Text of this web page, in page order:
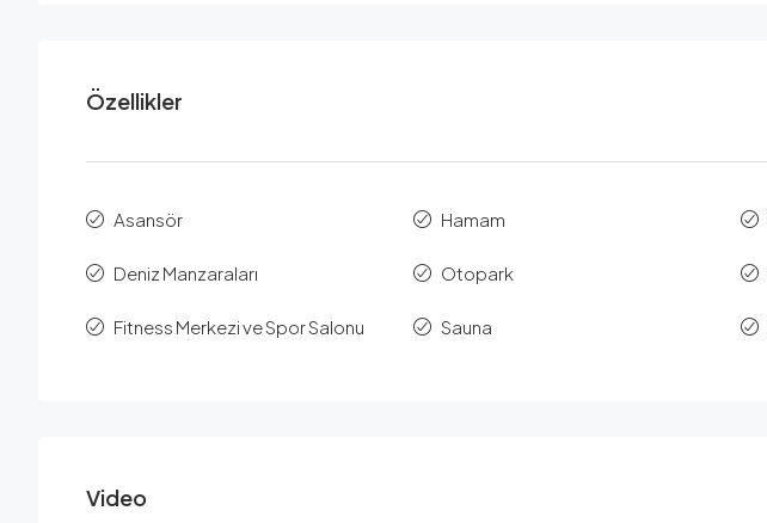
Özellikler
Asansör
Deniz Manzaraları
Fitness Merkezi ve Spor Salonu
Hamam
Otopark
Sauna
Video